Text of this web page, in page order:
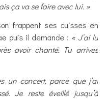
ça va se faire avec lui. »
frappent ses cuisses en
puis il demande : « J’ai lu
avoir chanté. Tu arrives
un concert, parce que j’ai
Je reste éveillé jusqu’à